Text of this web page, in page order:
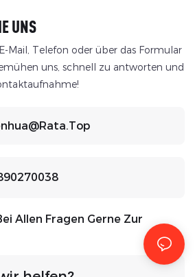
UNS
Mail, Telefon oder über das Formular
uns, schnell zu antworten und
Allen Fragen Gerne Zur